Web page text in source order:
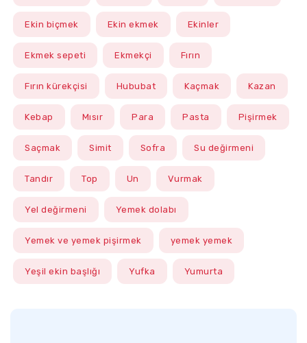
Ekin biçmek Ekin ekmek Ekinler
Ekmek sepeti Ekmekçi Fırın
Fırın kürekçisi Hububat Kaçmak Kazan
Kebap Mısır Para Pasta Pişirmek
Saçmak Simit Sofra Su değirmeni
Tandır Top Un Vurmak
Yel değirmeni Yemek dolabı
Yemek ve yemek pişirmek yemek yemek
Yeşil ekin başlığı Yufka Yumurta